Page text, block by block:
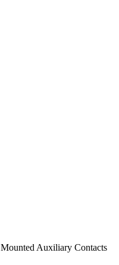
Auxiliary Contacts